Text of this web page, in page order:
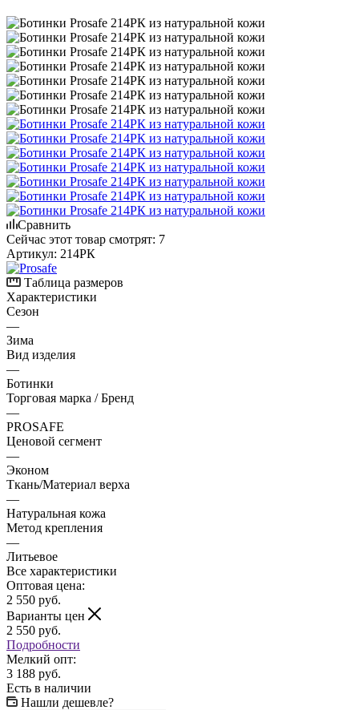
Сравнить
Сейчас этот товар смотрят: 7
Артикул: 214РК
Таблица размеров
Характеристики
Сезон
—
Зима
Вид изделия
—
Ботинки
Торговая марка / Бренд
—
PROSAFE
Ценовой сегмент
—
Эконом
Ткань/Материал верха
—
Натуральная кожа
Метод крепления
—
Литьевое
Все характеристики
Оптовая цена:
2 550 руб.
Варианты цен
2 550 руб.
Подробности
Мелкий опт:
3 188 руб.
Есть в наличии
Нашли дешевле?